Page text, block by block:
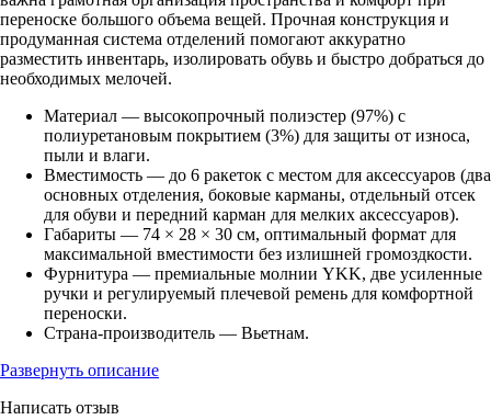
переноске большого объема вещей. Прочная конструкция и
продуманная система отделений помогают аккуратно
разместить инвентарь, изолировать обувь и быстро добраться до
необходимых мелочей.
Материал — высокопрочный полиэстер (97%) с
полиуретановым покрытием (3%) для защиты от износа,
пыли и влаги.
Вместимость — до 6 ракеток с местом для аксессуаров (два
основных отделения, боковые карманы, отдельный отсек
для обуви и передний карман для мелких аксессуаров).
Габариты — 74 × 28 × 30 см, оптимальный формат для
максимальной вместимости без излишней громоздкости.
Фурнитура — премиальные молнии YKK, две усиленные
ручки и регулируемый плечевой ремень для комфортной
переноски.
Страна-производитель — Вьетнам.
Развернуть описание
Написать отзыв